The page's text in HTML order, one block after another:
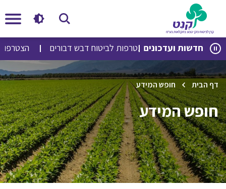
דלג
לתוכן
דלג
לניווט
חדשות ועדכוניםהצטרפות לביטוח דבש דבורים הצטרפות
דף הבית חופש המידע
חופש המידע